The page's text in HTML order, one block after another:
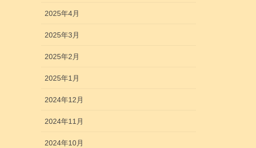
2025年4月
2025年3月
2025年2月
2025年1月
2024年12月
2024年11月
2024年10月